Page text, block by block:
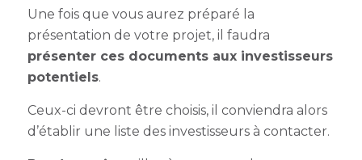
Une fois que vous aurez préparé la
présentation de votre projet, il faudra
présenter ces documents aux investisseurs
potentiels.
Ceux-ci devront être choisis, il conviendra alors
d’établir une liste des investisseurs à contacter.